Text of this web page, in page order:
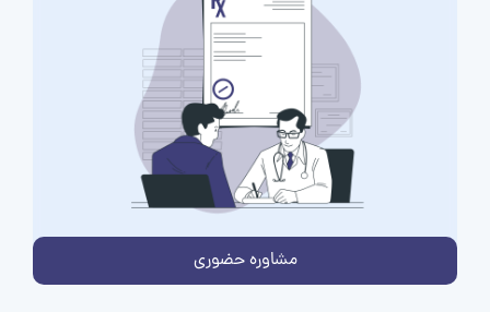
مشاوره حضوری